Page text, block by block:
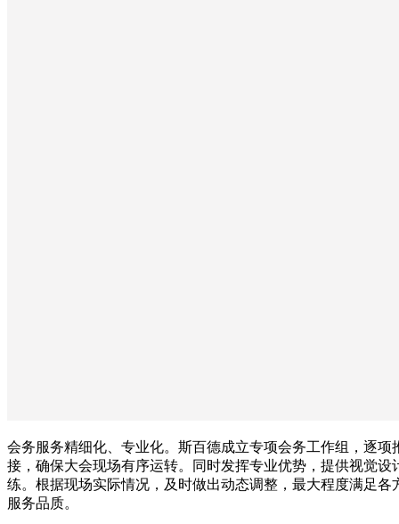
会务服务精细化、专业化。斯百德成立专项会务工作组，逐
接，确保大会现场有序运转。同时发挥专业优势，提供视觉
练。根据现场实际情况，及时做出动态调整，最大程度满足
服务品质。